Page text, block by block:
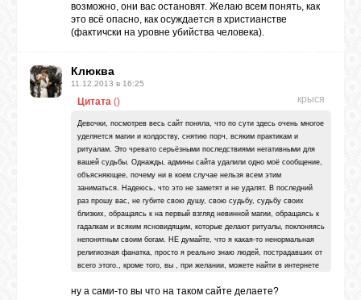
СОННИК
возможно, они вас остановят. Желаю всем понять, как
это всё опасно, как осуждается в христианстве
(фактичски на уровне убийства человека).
Клюква
11.12.2013 в 16:25
Цитата крыся
()
Девочки, посмотрев весь сайт поняла, что по сути здесь очень многое
уделяется магии и колдоству, снятию порч, всяким практикам и
ритуалам. Это чревато серьёзными последствиями негативными для
вашей судьбы. Однажды, админы сайта удалили одно моё сообщение,
объясняющее, почему ни в коем случае нельзя всем этим
заниматься. Надеюсь, что это не заметят и не удалят. В последний
раз прошу вас, не губите свою душу, свою судьбу, судьбу своих
близких, обращаясь к на первый взгляд невинной магии, обращаясь к
гадалкам и всяким ясновидящим, которые делают ритуалы, поклоняясь
непонятным своим богам. НЕ думайте, что я какая-то ненормальная
религиозная фанатка, просто я реально знаю людей, пострадавших от
всего этого., кроме того, вы , при желании, можете найти в интернете
колдоством, восточными практиками, медитацией, самовнушением,
ну а сами-то вы что на таком сайте делаете?